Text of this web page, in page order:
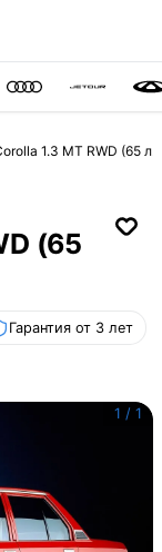
1.3 MT RWD (65
(65
Гарантия от 3 лет
1 / 1